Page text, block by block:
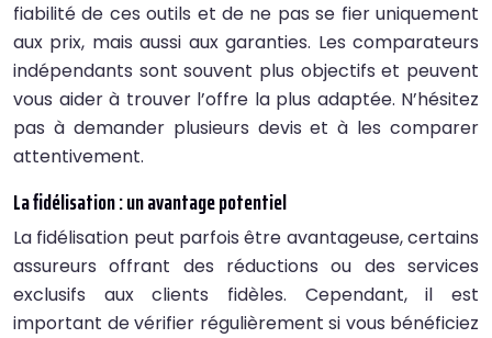
fiabilité de ces outils et de ne pas se fier uniquement
aux prix, mais aussi aux garanties. Les comparateurs
indépendants sont souvent plus objectifs et peuvent
vous aider à trouver l’offre la plus adaptée. N’hésitez
pas à demander plusieurs devis et à les comparer
attentivement.
La fidélisation : un avantage potentiel
La fidélisation peut parfois être avantageuse, certains
assureurs offrant des réductions ou des services
exclusifs aux clients fidèles. Cependant, il est
important de vérifier régulièrement si vous bénéficiez